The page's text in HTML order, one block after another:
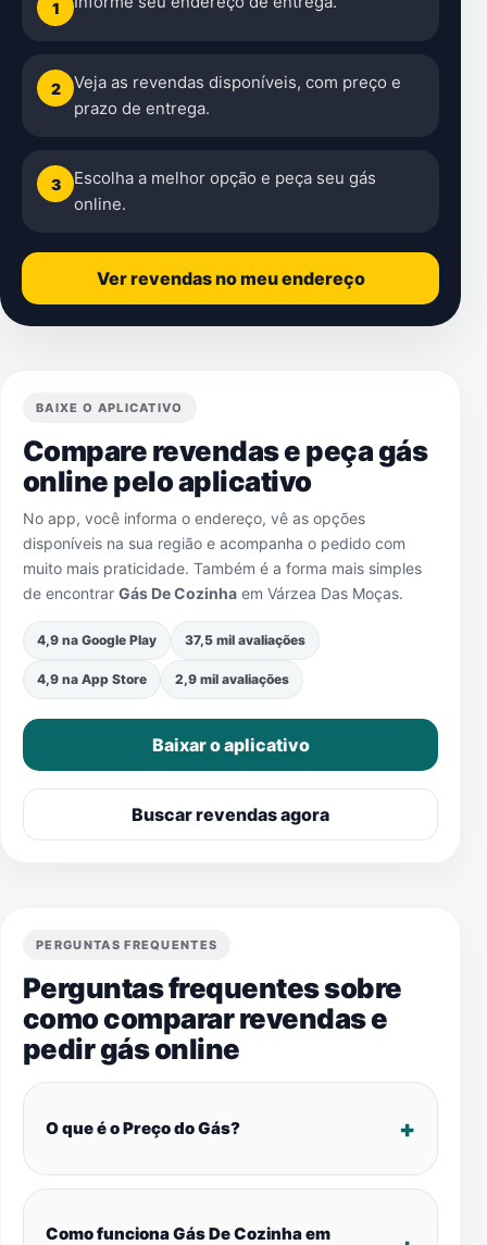
1
2
Veja as revendas disponíveis, com preço e
prazo de entrega.
3
Escolha a melhor opção e peça seu gás
online.
Ver revendas no meu endereço
BAIXE O APLICATIVO
Compare revendas e peça gás
online pelo aplicativo
No app, você informa o endereço, vê as opções
disponíveis na sua região e acompanha o pedido com
muito mais praticidade. Também é a forma mais simples
de encontrar Gás De Cozinha em Várzea Das Moças.
4,9 na Google Play 37,5 mil avaliações
4,9 na App Store 2,9 mil avaliações
Baixar o aplicativo
Buscar revendas agora
PERGUNTAS FREQUENTES
Perguntas frequentes sobre
como comparar revendas e
pedir gás online
O que é o Preço do Gás?
Como funciona Gás De Cozinha em